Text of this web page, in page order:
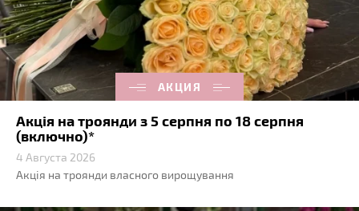
АКЦИЯ
Акція на троянди з 5 серпня по 18 серпня
(включно)*
4 Августа 2026
Акція на троянди власного вирощування